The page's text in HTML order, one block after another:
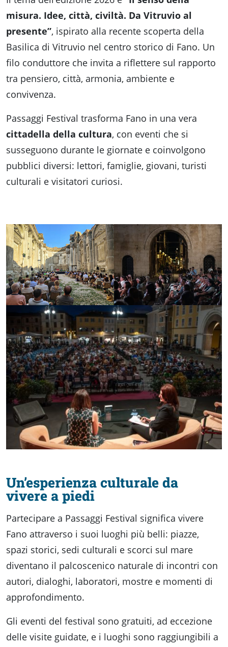
misura. Idee, città, civiltà. Da Vitruvio al
presente”, ispirato alla recente scoperta della
Basilica di Vitruvio nel centro storico di Fano. Un
filo conduttore che invita a riflettere sul rapporto
tra pensiero, città, armonia, ambiente e
convivenza.
Passaggi Festival trasforma Fano in una vera
cittadella della cultura, con eventi che si
susseguono durante le giornate e coinvolgono
pubblici diversi: lettori, famiglie, giovani, turisti
culturali e visitatori curiosi.
Un’esperienza culturale da
vivere a piedi
Partecipare a Passaggi Festival significa vivere
Fano attraverso i suoi luoghi più belli: piazze,
spazi storici, sedi culturali e scorci sul mare
diventano il palcoscenico naturale di incontri con
autori, dialoghi, laboratori, mostre e momenti di
approfondimento.
Gli eventi del festival sono gratuiti, ad eccezione
delle visite guidate, e i luoghi sono raggiungibili a